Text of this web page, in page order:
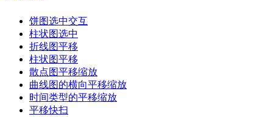
饼图选中交互
柱状图选中
折线图平移
柱状图平移
散点图平移缩放
曲线图的横向平移缩放
时间类型的平移缩放
平移快扫